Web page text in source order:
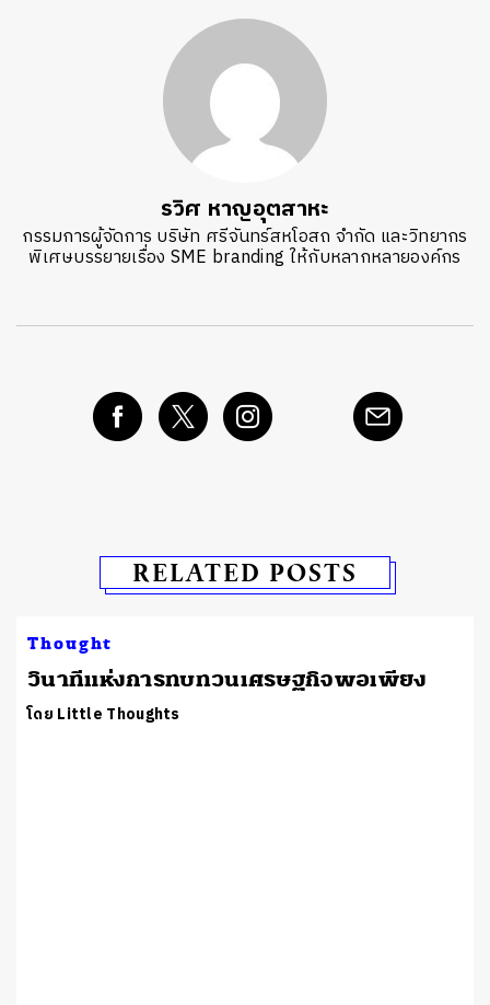
รวิศ หาญอุตสาหะ
กรรมการผู้จัดการ บริษัท ศรีจันทร์สหโอสถ จำกัด และวิทยากร
พิเศษบรรยายเรื่อง SME branding ให้กับหลากหลายองค์กร
RELATED POSTS
Thought
วินาทีแห่งการทบทวนเศรษฐกิจพอเพียง
โดย Little Thoughts